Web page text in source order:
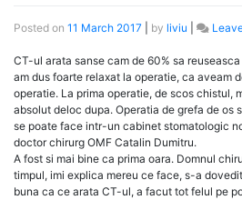
Posted on 11 March 2017 by liviu
CT-ul arata sanse cam de 60% sa
am dus foarte relaxat la operatie, ca aveam
operatie. La prima operatie, de scos chistul,
absolut deloc dupa. Operatia de grefa de os
se poate face intr-un cabinet stomatologic
doctor chirurg OMF Catalin Dumitru.
A fost si mai bine ca prima oara. Domnul
timpul, imi explica mereu ce face, s-a
buna ca ce arata CT-ul, a facut tot felul pe